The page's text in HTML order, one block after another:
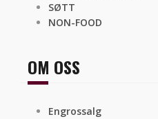
SØTT
NON-FOOD
OM OSS
Engrossalg